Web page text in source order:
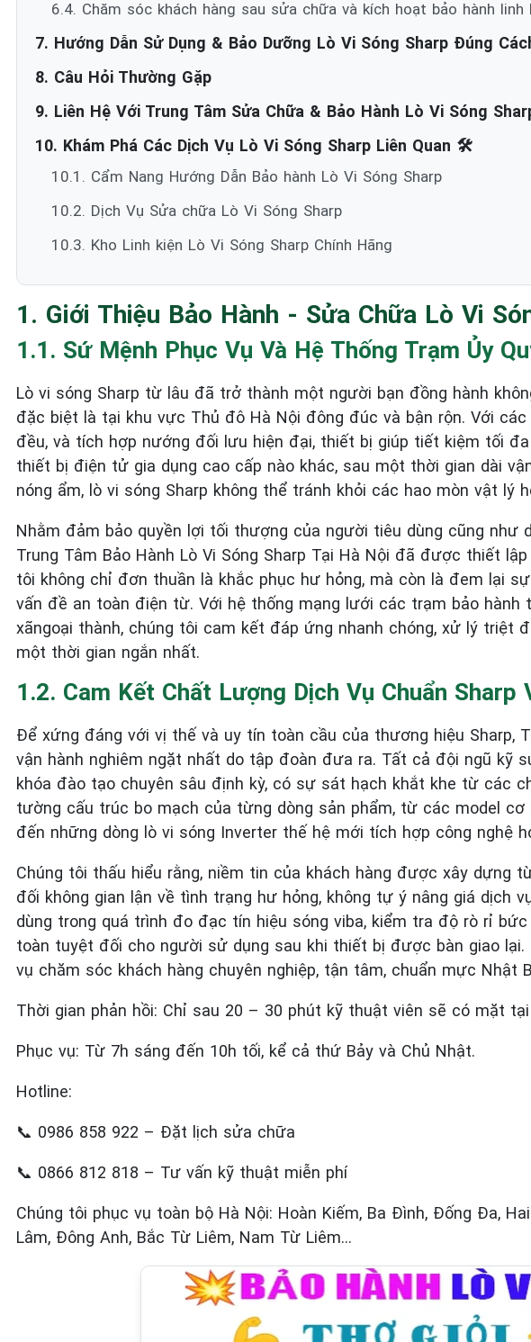
6.4. Chăm sóc khách hàng sau sửa chữa và kích hoạt bảo hành linh
7. Hướng Dẫn Sử Dụng & Bảo Dưỡng Lò Vi Sóng Sharp Đúng
8. Câu Hỏi Thường Gặp
9. Liên Hệ Với Trung Tâm Sửa Chữa & Bảo Hành Lò Vi Sóng
10. Khám Phá Các Dịch Vụ Lò Vi Sóng Sharp Liên Quan 🛠️
10.1. Cẩm Nang Hướng Dẫn Bảo hành Lò Vi Sóng Sharp
10.2. Dịch Vụ Sửa chữa Lò Vi Sóng Sharp
10.3. Kho Linh kiện Lò Vi Sóng Sharp Chính Hãng
1. Giới Thiệu Bảo Hành - Sửa Chữa Lò Vi
1.1. Sứ Mệnh Phục Vụ Và Hệ Thống Trạm Ủy
Lò vi sóng Sharp từ lâu đã trở thành một người bạn đồng hành
đặc biệt là tại khu vực Thủ đô Hà Nội đông đúc và bận rộn. Với
đều, và tích hợp nướng đối lưu hiện đại, thiết bị giúp tiết kiệm tối
thiết bị điện tử gia dụng cao cấp nào khác, sau một thời gian dài
nóng ẩm, lò vi sóng Sharp không thể tránh khỏi các hao mòn vật lý
Nhằm đảm bảo quyền lợi tối thượng của người tiêu dùng cũng
Trung Tâm Bảo Hành Lò Vi Sóng Sharp Tại Hà Nội đã được thiết
tôi không chỉ đơn thuần là khắc phục hư hỏng, mà còn là đem lại
vấn đề an toàn điện từ. Với hệ thống mạng lưới các trạm bảo
xãngoại thành, chúng tôi cam kết đáp ứng nhanh chóng, xử lý triệt
một thời gian ngắn nhất.
1.2. Cam Kết Chất Lượng Dịch Vụ Chuẩn Sharp
Để xứng đáng với vị thế và uy tín toàn cầu của thương hiệu Sharp,
vận hành nghiêm ngặt nhất do tập đoàn đưa ra. Tất cả đội ngũ kỹ
khóa đào tạo chuyên sâu định kỳ, có sự sát hạch khắt khe từ các
tường cấu trúc bo mạch của từng dòng sản phẩm, từ các model
đến những dòng lò vi sóng Inverter thế hệ mới tích hợp công nghệ
Chúng tôi thấu hiểu rằng, niềm tin của khách hàng được xây dựng
đối không gian lận về tình trạng hư hỏng, không tự ý nâng giá dịch
dùng trong quá trình đo đạc tín hiệu sóng viba, kiểm tra độ rò rỉ
toàn tuyệt đối cho người sử dụng sau khi thiết bị được bàn giao
vụ chăm sóc khách hàng chuyên nghiệp, tận tâm, chuẩn mực Nhật
Thời gian phản hồi: Chỉ sau 20 – 30 phút kỹ thuật viên sẽ có mặt
Phục vụ: Từ 7h sáng đến 10h tối, kể cả thứ Bảy và Chủ Nhật.
Hotline:
📞 0986 858 922 – Đặt lịch sửa chữa
📞 0866 812 818 – Tư vấn kỹ thuật miễn phí
Chúng tôi phục vụ toàn bộ Hà Nội: Hoàn Kiếm, Ba Đình, Đống Đa,
Lâm, Đông Anh, Bắc Từ Liêm, Nam Từ Liêm…